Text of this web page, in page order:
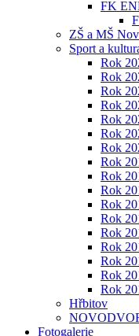
FK
ZŠ a MŠ
Sport a
Rok
Rok
Rok
Rok
Rok
Rok
Rok
Rok
Rok
Rok
Rok
Rok
Rok
Rok
Rok
Rok
Rok
Hřbitov
Fotogalerie